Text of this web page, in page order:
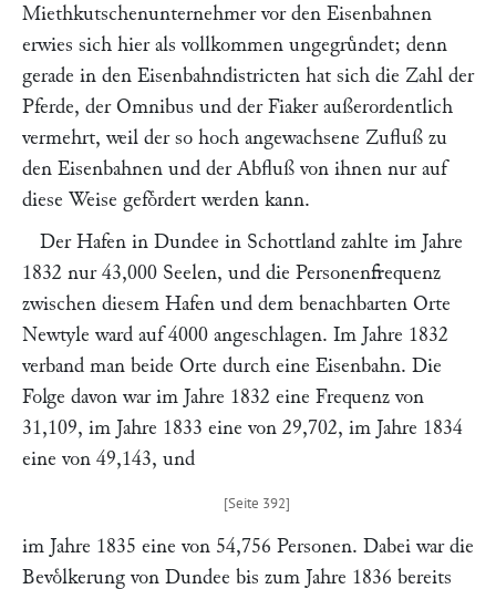
Miethkutschenunternehmer vor den Eisenbahnen
erwies sich hier als vollkommen ungegruͤndet; denn
gerade in den Eisenbahndistricten hat sich die Zahl der
Pferde, der Omnibus und der Fiaker außerordentlich
vermehrt, weil der so hoch angewachsene Zufluß zu
den Eisenbahnen und der Abfluß von ihnen nur auf
diese Weise gefoͤrdert werden kann.
Der Hafen in Dundee in Schottland zahlte im Jahre
1832 nur 43,000 Seelen, und die Personenfrequenz
zwischen diesem Hafen und dem benachbarten Orte
Newtyle ward auf 4000 angeschlagen. Im Jahre 1832
verband man beide Orte durch eine Eisenbahn. Die
Folge davon war im Jahre 1832 eine Frequenz von
31,109, im Jahre 1833 eine von 29,702, im Jahre 1834
eine von 49,143, und
im Jahre 1835 eine von 54,756 Personen. Dabei war die
Bevoͤlkerung von Dundee bis zum Jahre 1836 bereits